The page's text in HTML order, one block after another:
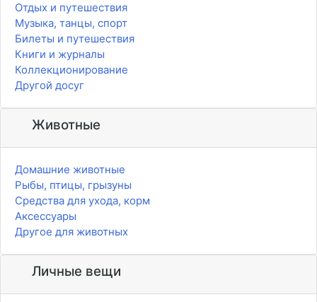
Отдых и путешествия
Музыка, танцы, спорт
Билеты и путешествия
Книги и журналы
Коллекционирование
Другой досуг
Животные
Домашние животные
Рыбы, птицы, грызуны
Средства для ухода, корм
Аксессуары
Другое для животных
Личные вещи